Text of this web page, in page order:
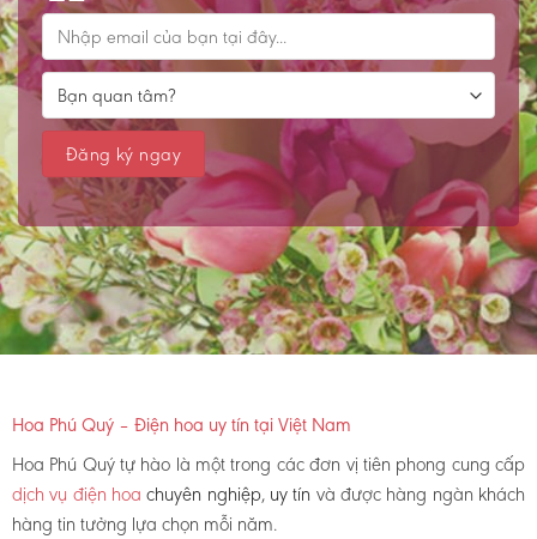
Hoa Phú Quý – Điện hoa uy tín tại Việt Nam
Hoa Phú Quý tự hào là một trong các đơn vị tiên phong cung cấp
dịch vụ điện hoachuyên nghiệp, uy tín và được hàng ngàn khách
hàng tin tưởng lựa chọn mỗi năm.